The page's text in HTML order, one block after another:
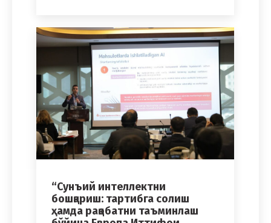
“Сунъий интеллектни
бошқариш: тартибга солиш
ҳамда рақобатни таъминлаш